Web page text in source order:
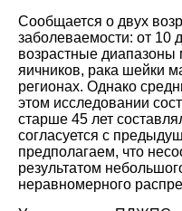
Сообщается о двух
заболеваемости: от 10
возрастные
яичников, рака шейки
регионах. Однако
этом исследовании
старше 45 лет
согласуется с
предполагаем, что
результатом
неравномерного